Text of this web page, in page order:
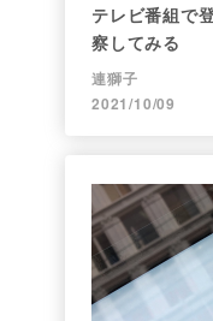
テレビ番組で
察してみる
連獅子
2021/10/09